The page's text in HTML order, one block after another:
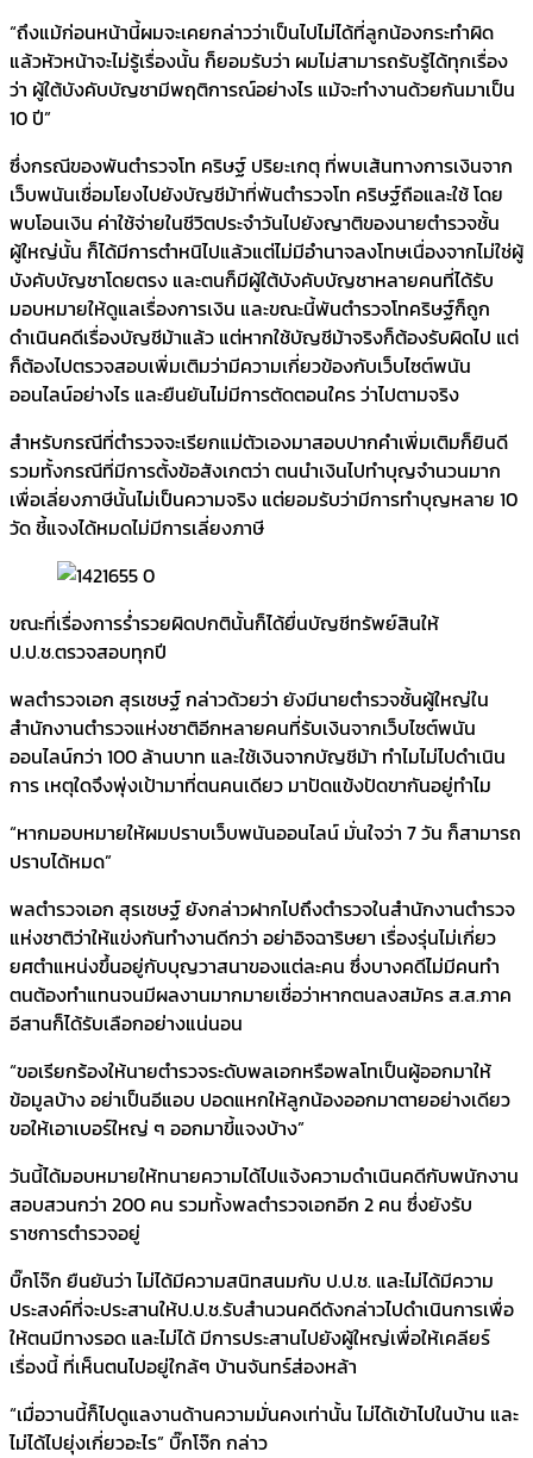
“ถึงแม้ก่อนหน้านี้ผมจะเคยกล่าวว่าเป็นไปไม่ได้ที่ลูกน้องกระทำผิด
แล้วหัวหน้าจะไม่รู้เรื่องนั้น ก็ยอมรับว่า ผมไม่สามารถรับรู้ได้ทุกเรื่อง
ว่า ผู้ใต้บังคับบัญชามีพฤติการณ์อย่างไร แม้จะทำงานด้วยกันมาเป็น
10 ปี”
ซึ่งกรณีของพันตำรวจโท คริษฐ์ ปริยะเกตุ ที่พบเส้นทางการเงินจาก
เว็บพนันเชื่อมโยงไปยังบัญชีม้าที่พันตำรวจโท คริษฐ์ถือและใช้ โดย
พบโอนเงิน ค่าใช้จ่ายในชีวิตประจำวันไปยังญาติของนายตำรวจชั้น
ผู้ใหญ่นั้น ก็ได้มีการตำหนิไปแล้วแต่ไม่มีอำนาจลงโทษเนื่องจากไม่ใช่ผู้
บังคับบัญชาโดยตรง และตนก็มีผู้ใต้บังคับบัญชาหลายคนที่ได้รับ
มอบหมายให้ดูแลเรื่องการเงิน และขณะนี้พันตำรวจโทคริษฐ์ก็ถูก
ดำเนินคดีเรื่องบัญชีม้าแล้ว แต่หากใช้บัญชีม้าจริงก็ต้องรับผิดไป แต่
ก็ต้องไปตรวจสอบเพิ่มเติมว่ามีความเกี่ยวข้องกับเว็บไซต์พนัน
ออนไลน์อย่างไร และยืนยันไม่มีการตัดตอนใคร ว่าไปตามจริง
สำหรับกรณีที่ตำรวจจะเรียกแม่ตัวเองมาสอบปากคำเพิ่มเติมก็ยินดี
รวมทั้งกรณีที่มีการตั้งข้อสังเกตว่า ตนนำเงินไปทำบุญจำนวนมาก
เพื่อเลี่ยงภาษีนั้นไม่เป็นความจริง แต่ยอมรับว่ามีการทำบุญหลาย 10
วัด ชี้แจงได้หมดไม่มีการเลี่ยงภาษี
ขณะที่เรื่องการร่ำรวยผิดปกตินั้นก็ได้ยื่นบัญชีทรัพย์สินให้
ป.ป.ช.ตรวจสอบทุกปี
พลตำรวจเอก สุรเชษฐ์ กล่าวด้วยว่า ยังมีนายตำรวจชั้นผู้ใหญ่ใน
สำนักงานตำรวจแห่งชาติอีกหลายคนที่รับเงินจากเว็บไซต์พนัน
ออนไลน์กว่า 100 ล้านบาท และใช้เงินจากบัญชีม้า ทำไมไม่ไปดำเนิน
การ เหตุใดจึงพุ่งเป้ามาที่ตนคนเดียว มาปัดแข้งปัดขากันอยู่ทำไม
“หากมอบหมายให้ผมปราบเว็บพนันออนไลน์ มั่นใจว่า 7 วัน ก็สามารถ
ปราบได้หมด”
พลตำรวจเอก สุรเชษฐ์ ยังกล่าวฝากไปถึงตำรวจในสำนักงานตำรวจ
แห่งชาติว่าให้แข่งกันทำงานดีกว่า อย่าอิจฉาริษยา เรื่องรุ่นไม่เกี่ยว
ยศตำแหน่งขึ้นอยู่กับบุญวาสนาของแต่ละคน ซึ่งบางคดีไม่มีคนทำ
ตนต้องทำแทนจนมีผลงานมากมายเชื่อว่าหากตนลงสมัคร ส.ส.ภาค
อีสานก็ได้รับเลือกอย่างแน่นอน
“ขอเรียกร้องให้นายตำรวจระดับพลเอกหรือพลโทเป็นผู้ออกมาให้
ข้อมูลบ้าง อย่าเป็นอีแอบ ปอดแหกให้ลูกน้องออกมาตายอย่างเดียว
ขอให้เอาเบอร์ใหญ่ ๆ ออกมาขี้แจงบ้าง”
วันนี้ได้มอบหมายให้ทนายความได้ไปแจ้งความดำเนินคดีกับพนักงาน
สอบสวนกว่า 200 คน รวมทั้งพลตำรวจเอกอีก 2 คน ซึ่งยังรับ
ราชการตำรวจอยู่
บิ๊กโจ๊ก ยืนยันว่า ไม่ได้มีความสนิทสนมกับ ป.ป.ช. และไม่ได้มีความ
ประสงค์ที่จะประสานให้ป.ป.ช.รับสำนวนคดีดังกล่าวไปดำเนินการเพื่อ
ให้ตนมีทางรอด และไม่ได้ มีการประสานไปยังผู้ใหญ่เพื่อให้เคลียร์
เรื่องนี้ ที่เห็นตนไปอยู่ใกล้ๆ บ้านจันทร์ส่องหล้า
“เมื่อวานนี้ก็ไปดูแลงานด้านความมั่นคงเท่านั้น ไม่ได้เข้าไปในบ้าน และ
ไม่ได้ไปยุ่งเกี่ยวอะไร” บิ๊กโจ๊ก กล่าว